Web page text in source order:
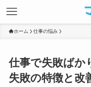
ホーム 仕事の悩み
仕事で失敗ばか
失敗の特徴と改